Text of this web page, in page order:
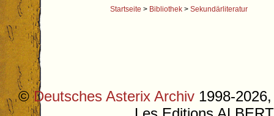
Startseite > Bibliothek > Sekundärliteratur
©Deutsches Asterix Archiv 1998-